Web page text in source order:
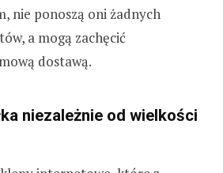
nie ponoszą oni żadnych
a mogą zachęcić
dostawą.
niezależnie od wielkości